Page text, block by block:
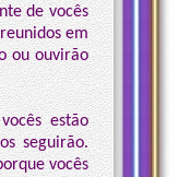
de vocês
em
ou ouvirão
estão
seguirão.
vocês